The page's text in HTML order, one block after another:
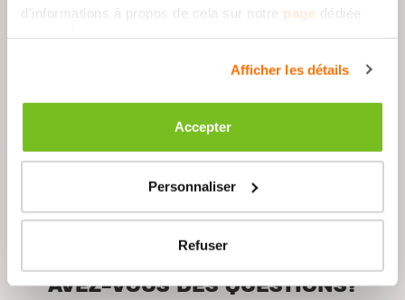
d’informations à propos de cela sur notre page dédiée
Afficher les détails
Accepter
Personnaliser
Refuser
2x Serviette avec compartiment de
rangement pratique
Matière : 100 % coton - tissu éponge
Description
AVEZ-VOUS DES QUESTIONS?